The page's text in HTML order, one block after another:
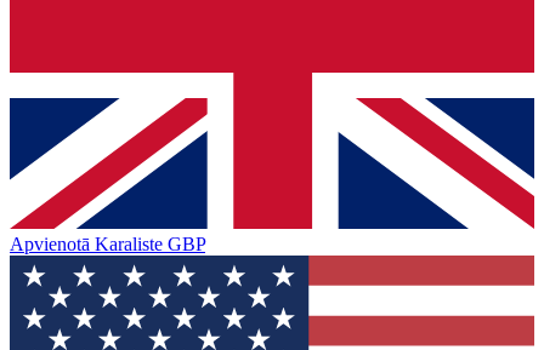
Apvienotā Karaliste GBP